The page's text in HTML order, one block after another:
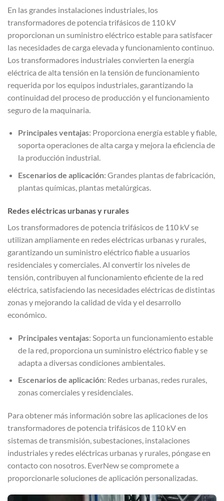
En las grandes instalaciones industriales, los
transformadores de potencia trifásicos de 110 kV
proporcionan un suministro eléctrico estable para satisfacer
las necesidades de carga elevada y funcionamiento continuo.
Los transformadores industriales convierten la energía
eléctrica de alta tensión en la tensión de funcionamiento
requerida por los equipos industriales, garantizando la
continuidad del proceso de producción y el funcionamiento
seguro de la maquinaria.
Principales ventajas: Proporciona energía estable y fiable,
soporta operaciones de alta carga y mejora la eficiencia de
la producción industrial.
Escenarios de aplicación: Grandes plantas de fabricación,
plantas químicas, plantas metalúrgicas.
Redes eléctricas urbanas y rurales
Los transformadores de potencia trifásicos de 110 kV se
utilizan ampliamente en redes eléctricas urbanas y rurales,
garantizando un suministro eléctrico fiable a usuarios
residenciales y comerciales. Al convertir los niveles de
tensión, contribuyen al funcionamiento eficiente de la red
eléctrica, satisfaciendo las necesidades eléctricas de distintas
zonas y mejorando la calidad de vida y el desarrollo
económico.
Principales ventajas: Soporta un funcionamiento estable
de la red, proporciona un suministro eléctrico fiable y se
adapta a diversas condiciones ambientales.
Escenarios de aplicación: Redes urbanas, redes rurales,
zonas comerciales y residenciales.
Para obtener más información sobre las aplicaciones de los
transformadores de potencia trifásicos de 110 kV en
sistemas de transmisión, subestaciones, instalaciones
industriales y redes eléctricas urbanas y rurales, póngase en
contacto con nosotros. EverNew se compromete a
proporcionarle soluciones de aplicación personalizadas.